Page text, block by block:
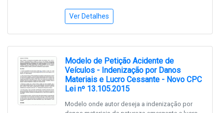
Ver Detalhes
Modelo de Petição Acidente de
Veículos - Indenização por Danos
Materiais e Lucro Cessante - Novo CPC
Lei nº 13.105.2015
Modelo onde autor deseja a indenização por